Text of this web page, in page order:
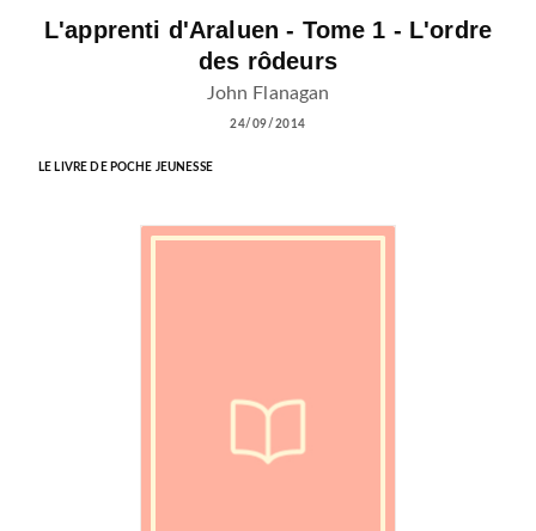
L'apprenti d'Araluen - Tome 1 - L'ordre
des rôdeurs
John Flanagan
24/09/2014
LE LIVRE DE POCHE JEUNESSE